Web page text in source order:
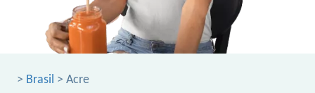
> Brasil > Acre